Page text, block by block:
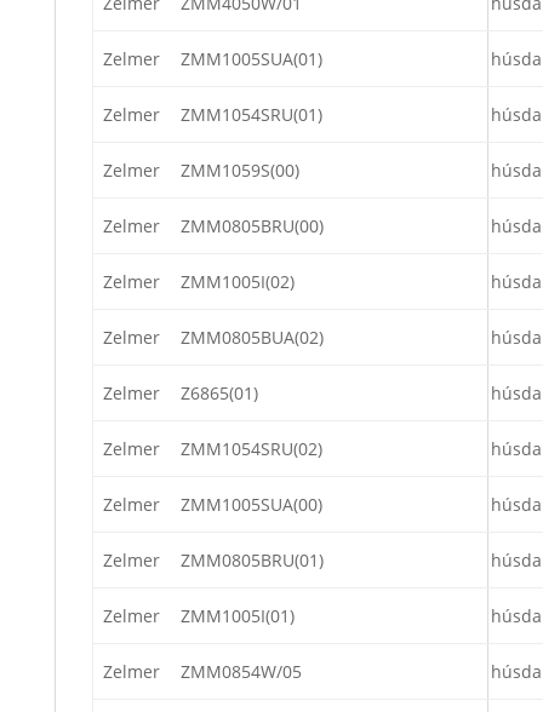
Zelmer ZMM1005SUA(01)
Zelmer ZMM1054SRU(01)
Zelmer ZMM1059S(00)
Zelmer ZMM0805BRU(00)
Zelmer ZMM1005I(02)
Zelmer ZMM0805BUA(02)
Zelmer Z6865(01)
Zelmer ZMM1054SRU(02)
Zelmer ZMM1005SUA(00)
Zelmer ZMM0805BRU(01)
Zelmer ZMM1005I(01)
Zelmer ZMM0854W/05